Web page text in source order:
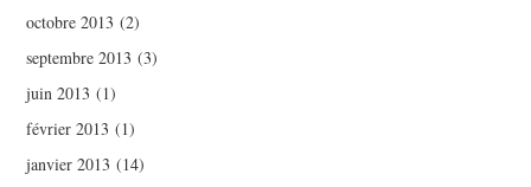
octobre 2013 (2)
septembre 2013 (3)
juin 2013 (1)
février 2013 (1)
janvier 2013 (14)